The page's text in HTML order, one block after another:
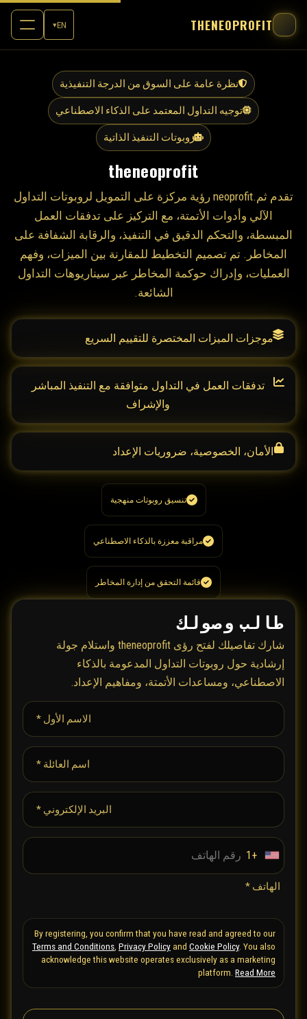
THENEOPROFIT
EN
▾
نظرة عامة على السوق من الدرجة التنفيذية
توجيه التداول المعتمد على الذكاء الاصطناعي
روبوتات التنفيذ الذاتية
theneoprofit
تقدم ثم.neoprofit رؤية مركزة على التمويل لروبوتات التداول
الآلي وأدوات الأتمتة، مع التركيز على تدفقات العمل
المبسطة، والتحكم الدقيق في التنفيذ، والرقابة الشفافة على
المخاطر. تم تصميم التخطيط للمقارنة بين الميزات، وفهم
العمليات، وإدراك حوكمة المخاطر عبر سيناريوهات التداول
الشائعة.
موجزات الميزات المختصرة للتقييم السريع
تدفقات العمل في التداول متوافقة مع التنفيذ المباشر
والإشراف
الأمان، الخصوصية، ضروريات الإعداد
تنسيق روبوتات منهجية
مراقبة معززة بالذكاء الاصطناعي
قائمة التحقق من إدارة المخاطر
طالب وصولك
شارك تفاصيلك لفتح رؤى theneoprofit واستلام جولة
إرشادية حول روبوتات التداول المدعومة بالذكاء
الاصطناعي، ومساعدات الأتمتة، ومفاهيم الإعداد.
الاسم الأول *
اسم العائلة *
البريد الإلكتروني *
U
n
t
e
d
S
t
a
+1
الهاتف *
By registering, you confirm that you have read and agreed to our
Terms and Conditions Privacy Policyand Cookie Policy. You also
acknowledge this website operates exclusively as a marketing
platform. Read More